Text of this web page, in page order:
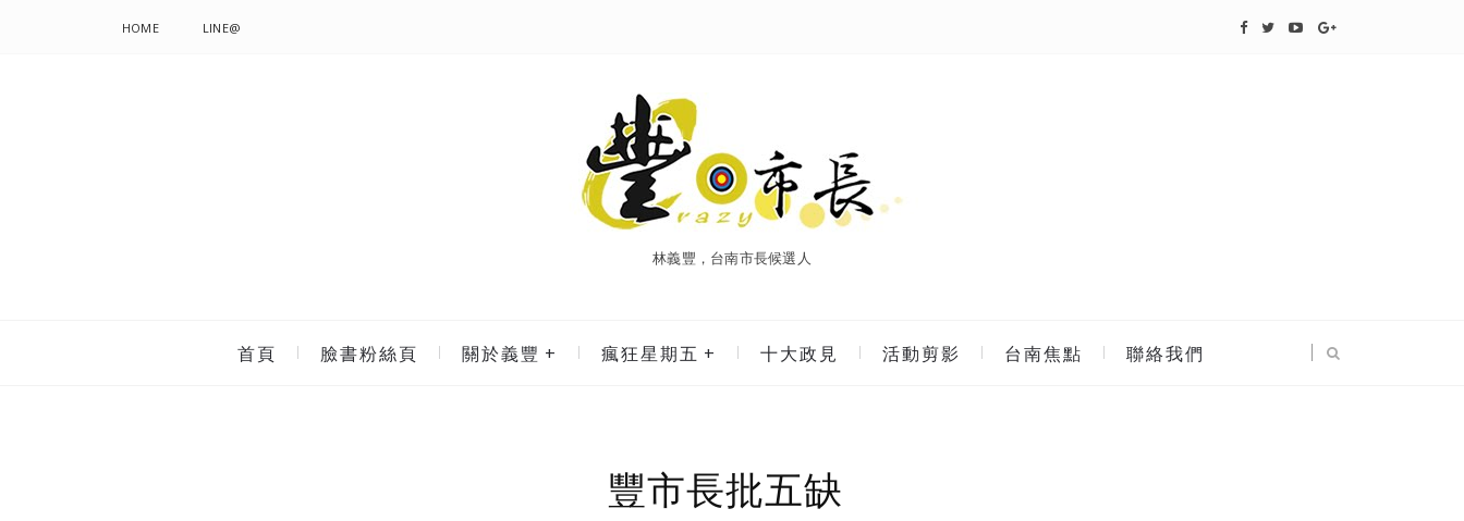
HOME LINE@
林義豐，台南市長候選人
首頁 臉書粉絲頁 關於義豐 瘋狂星期五 十大政見 活動剪影 台南焦點 聯絡我們
豐市長批五缺